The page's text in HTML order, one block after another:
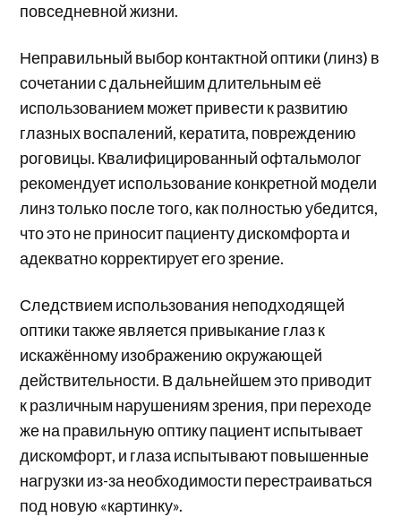
повседневной жизни.
Неправильный выбор контактной оптики (линз) в
сочетании с дальнейшим длительным её
использованием может привести к развитию
глазных воспалений, кератита, повреждению
роговицы. Квалифицированный офтальмолог
рекомендует использование конкретной модели
линз только после того, как полностью убедится,
что это не приносит пациенту дискомфорта и
адекватно корректирует его зрение.
Следствием использования неподходящей
оптики также является привыкание глаз к
искажённому изображению окружающей
действительности. В дальнейшем это приводит
к различным нарушениям зрения, при переходе
же на правильную оптику пациент испытывает
дискомфорт, и глаза испытывают повышенные
нагрузки из-за необходимости перестраиваться
под новую «картинку».